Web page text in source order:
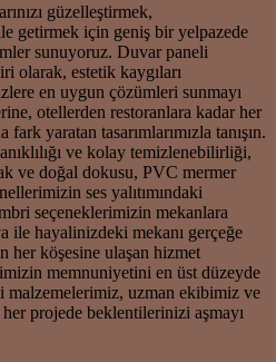
güzelleştirmek,
getirmek için geniş bir yelpazede
sunuyoruz. Duvar paneli
olarak, estetik kaygıları
en uygun çözümleri sunmayı
otellerden restoranlara kadar her
yaratan tasarımlarımızla tanışın.
ve kolay temizlenebilirliği,
ve doğal dokusu, PVC mermer
ses yalıtımındaki
seçeneklerimizin mekanlara
ile hayalinizdeki mekanı gerçeğe
her köşesine ulaşan hizmet
memnuniyetini en üst düzeyde
malzemelerimiz, uzman ekibimiz ve
her projede beklentilerinizi aşmayı